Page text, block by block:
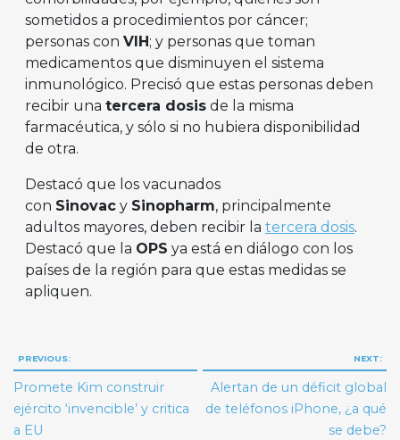
sometidos a procedimientos por cáncer;
personas con VIH ; y personas que toman
medicamentos que disminuyen el sistema
inmunológico. Precisó que estas personas deben
recibir una tercera dosis de la misma
farmacéutica, y sólo si no hubiera disponibilidad
de otra.
Destacó que los vacunados
con Sinovac y Sinopharm, principalmente
adultos mayores, deben recibir la tercera dosis.
Destacó que la OPS ya está en diálogo con los
países de la región para que estas medidas se
apliquen.
Navegación
de
entradas
PREVIOUS:
Promete Kim construir
ejército ‘invencible’ y critica
a EU
NEXT:
Alertan de un déficit global
de teléfonos iPhone, ¿a qué
se debe?